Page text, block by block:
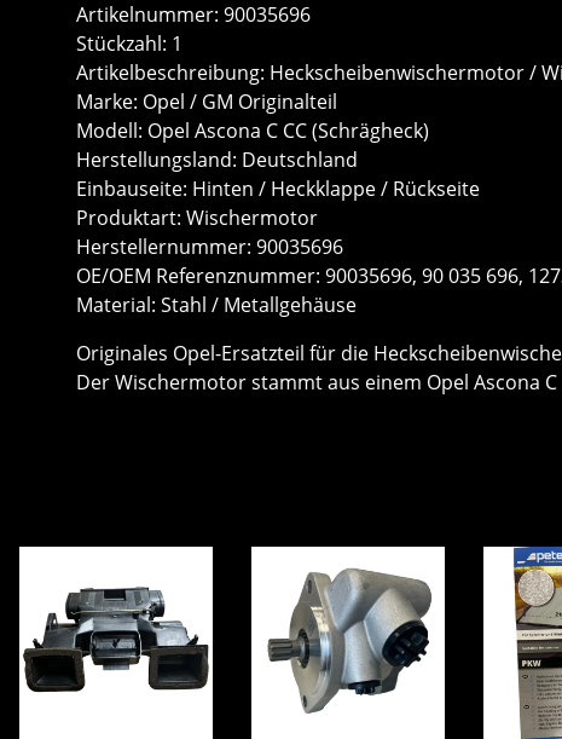
Artikelnummer: 90035696
Stückzahl: 1
Artikelbeschreibung: Heckscheibenwischermotor /
Marke: Opel / GM Originalteil
Modell: Opel Ascona C CC (Schrägheck)
Herstellungsland: Deutschland
Einbauseite: Hinten / Heckklappe / Rückseite
Produktart: Wischermotor
Herstellernummer: 90035696
OE/OEM Referenznummer: 90035696, 90 035 696,
Material: Stahl / Metallgehäuse
Originales Opel-Ersatzteil für die
Der Wischermotor stammt aus einem Opel Ascona